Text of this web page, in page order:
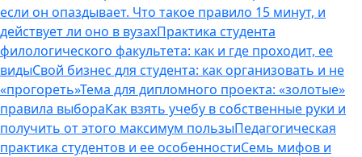
если он опаздывает. Что такое правило 15 минут, и
действует ли оно в вузахПрактика студента
филологического факультета: как и где проходит, ее
видыСвой бизнес для студента: как организовать и не
«прогореть»Тема для дипломного проекта: «золотые»
правила выбораКак взять учебу в собственные руки и
получить от этого максимум пользыПедагогическая
практика студентов и ее особенностиСемь мифов и